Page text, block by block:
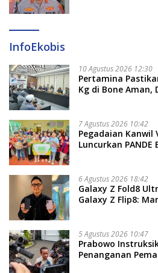
InfoEkobis
10 Agustus 2026 12:30
Pertamina
Kg di Bone Aman,
7 Agustus 2026 10:42
Pegadaian Kanwil
Luncurkan PANDE
6 Agustus 2026 18:42
Galaxy Z Fold8
Galaxy Z Flip8:
5 Agustus 2026 10:47
Prabowo
Penanganan